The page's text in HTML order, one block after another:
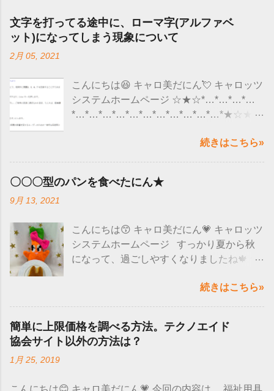
文字を打ってる途中に、ローマ字(アルファベ
ット)になってしまう現象について
2月 05, 2021
こんにちは😆 キャロ美だにん💘 キャロッツ
システムホームページ ☆★☆*…*…*…*…
*…*…*…*…*…*…*…*…*…*…*…*★☆★
ていると、急にローマ字(アルファベット）
と、 マイクロソフト社のアップデートの影
ソコンにこの現象が出るのではなく、 バー
ジョンによって現象がでるようだにん！ バ
ージョンの確認方法は、 「スタート」を選
ージョン そのバージョンが 「 20H2 」と「
2004 」かを確認します。 上記のバージョ
ンに当てはまるという方は、一時的な回避
策が マイクロソフト社のHPで公開されて
いるので確認してにん❕ ↓↓↓ 詳細はこちらを
続きはこちら»
〇〇〇型のパンを食べたにん★
9月 13, 2021
こんにちは😙 キャロ美だにん💗 キャロッツ
システムホームページ すっかり夏から秋
になって、過ごしやすくなりましたね🍁 食
❤ たくさん食べて、睡眠もとって免疫力上
━─━─━ 先日、みんなで可愛いうさぎのパ
ンを食べたにん🐰💕 じゃーーん(^O^)／
続きはこちら»
簡単に上限価格を調べる方法。テクノエイド
協会サイト以外の方法は？
1月 25, 2019
こんにちは😊 キャロ美だにん💗 今回の内容は、 福祉用具